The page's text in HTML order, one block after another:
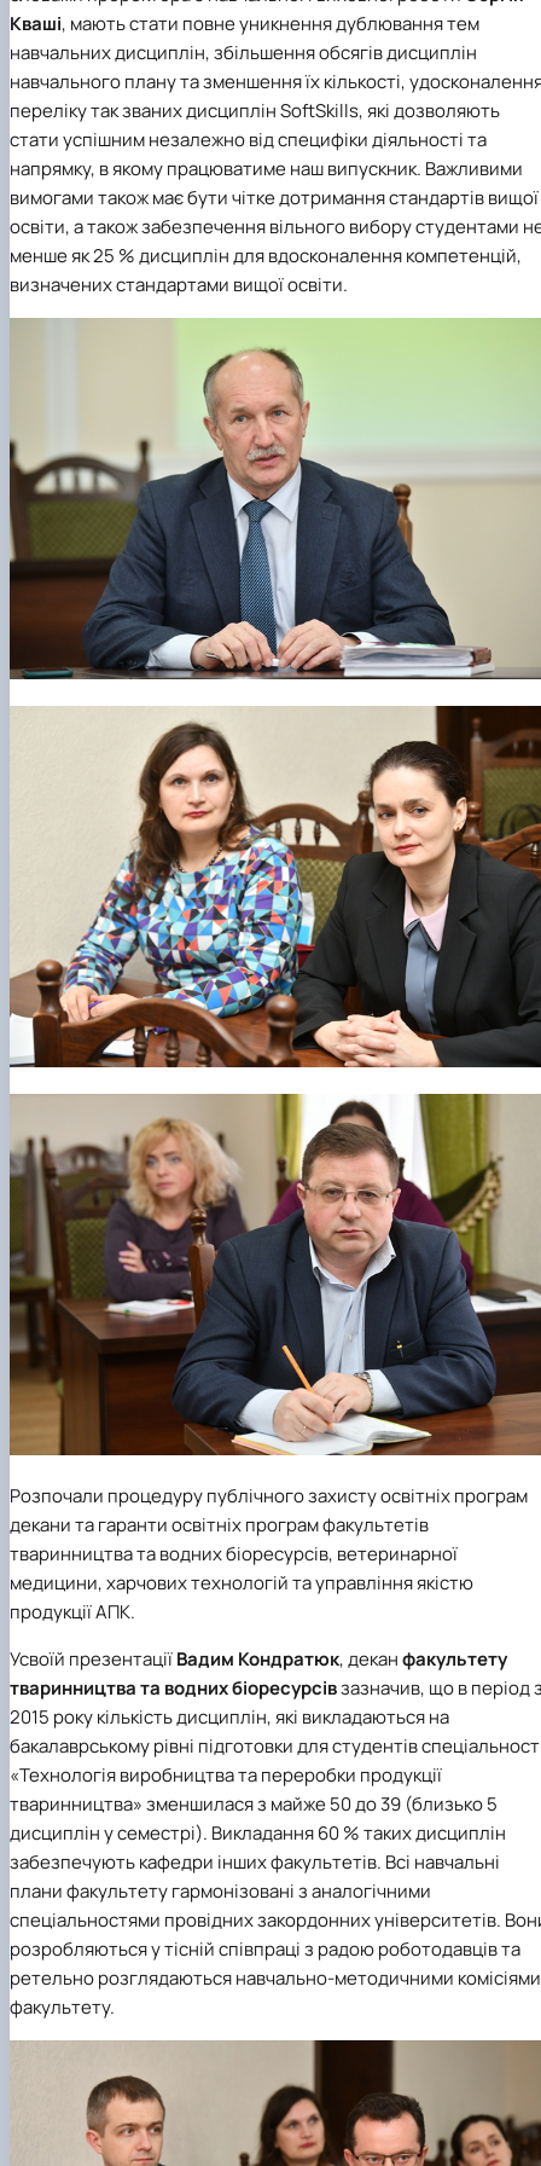
Кваші, мають стати повне уникнення дублювання тем
навчальних дисциплін, збільшення обсягів дисциплін
навчального плану та зменшення їх кількості,
переліку так званих дисциплін SoftSkills, які дозволяють
стати успішним незалежно від специфіки діяльності та
напрямку, в якому працюватиме наш випускник. Важливими
вимогами також має бути чітке дотримання стандартів вищої
освіти, а також забезпечення вільного вибору студентами
менше як 25 % дисциплін для вдосконалення компетенцій,
визначених стандартами вищої освіти.
Розпочали процедуру публічного захисту освітніх програм
декани та гаранти освітніх програм факультетів
тваринництва та водних біоресурсів, ветеринарної
медицини, харчових технологій та управління якістю
продукції АПК.
Усвоїй презентаціїВадим Кондратюк, деканфакультету
тваринництва та водних біоресурсівзазначив, що в період
2015 року кількість дисциплін, які викладаються на
бакалаврському рівні підготовки для студентів
«Технологія виробництва та переробки продукції
тваринництва»зменшилася з майже 50 до 39 (близько 5
дисциплін у семестрі). Викладання 60 % таких дисциплін
забезпечують кафедри інших факультетів. Всі навчальні
плани факультету гармонізовані з аналогічними
спеціальностями провідних закордонних університетів.
розробляються у тісній співпраці з радою роботодавців та
ретельно розглядаються навчально-методичними комісіями
факультету.